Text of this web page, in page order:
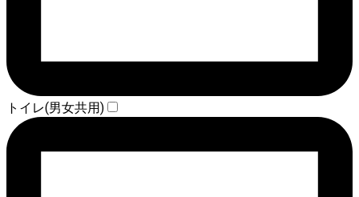
トイレ(男女共用)